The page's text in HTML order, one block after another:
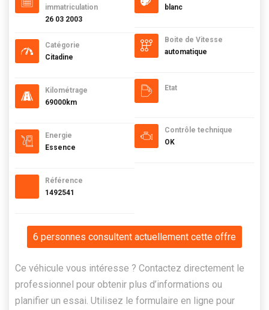
immatriculation
26 03 2003
Catégorie
Citadine
Kilométrage
69000km
Energie
Essence
Référence
1492541
blanc
Boite de Vitesse
automatique
Etat
Contrôle technique
OK
6 personnes consultent actuellement cette offre
Ce véhicule vous intéresse ? Contactez directement le
professionnel pour obtenir plus d’informations ou
planifier un essai. Utilisez le formulaire en ligne pour